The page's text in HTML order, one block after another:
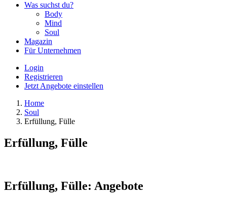
Was suchst du?
Body
Mind
Soul
Magazin
Für Unternehmen
Login
Registrieren
Jetzt Angebote einstellen
Home
Soul
Erfüllung, Fülle
Erfüllung, Fülle
Erfüllung, Fülle: Angebote